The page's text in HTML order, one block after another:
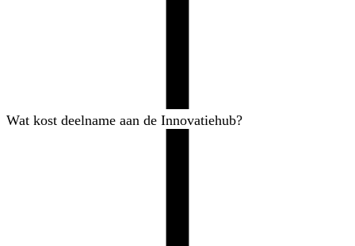
Wat kost deelname aan de Innovatiehub?